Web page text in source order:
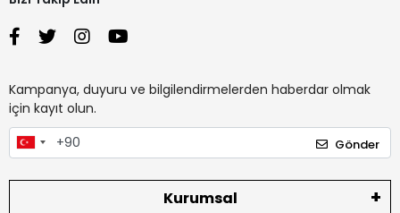
Kampanya, duyuru ve bilgilendirmelerden haberdar olmak
için kayıt olun.
Gönder
Kurumsal